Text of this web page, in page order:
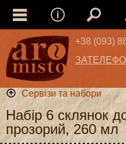
+38 (093)
Сервізи та набори
Набір 6 склянок
прозорий, 260 мл